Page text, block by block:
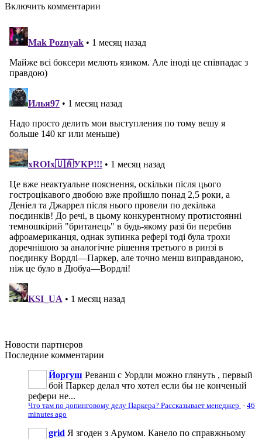
Включить комментарии
Новости партнеров
Последние комментарии
Йоргуш Реванш с Уордли можно глянуть , первый
бой Паркер делал что хотел если бы не конченый
рефери не...
Что там по допинговому делу Паркера? Рассказывает менеджер · 46
minutes ago
grid Я згоден з Арумом. Канело по справжньому